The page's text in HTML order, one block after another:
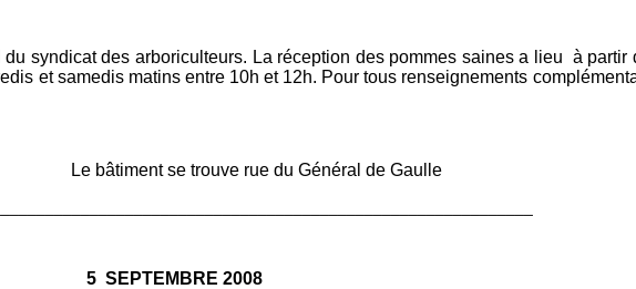
syndicat des arboriculteurs. La réception des pommes saines a lieu à partir
et samedis matins entre 10h et 12h. Pour tous renseignements
Le bâtiment se trouve rue du Général de Gaulle
5 SEPTEMBRE 2008